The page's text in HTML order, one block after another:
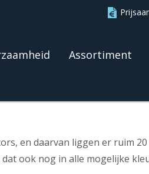
Assortiment
en daarvan liggen er
ook nog in alle mogelijke